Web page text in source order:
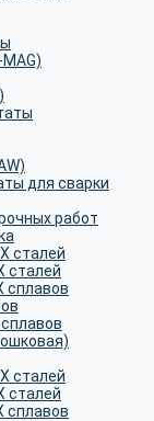
для сварки
работ
сталей
сталей